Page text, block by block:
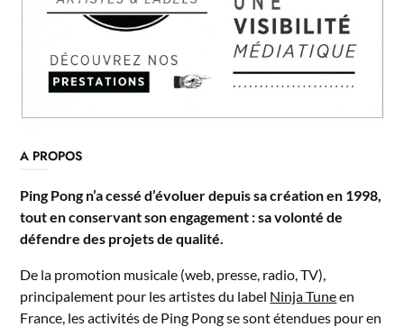
A PROPOS
Ping Pong n’a cessé d’évoluer depuis sa création en 1998,
tout en conservant son engagement : sa volonté de
défendre des projets de qualité.
De la promotion musicale (web, presse, radio, TV),
principalement pour les artistes du label Ninja Tuneen
France, les activités de Ping Pong se sont étendues pour en